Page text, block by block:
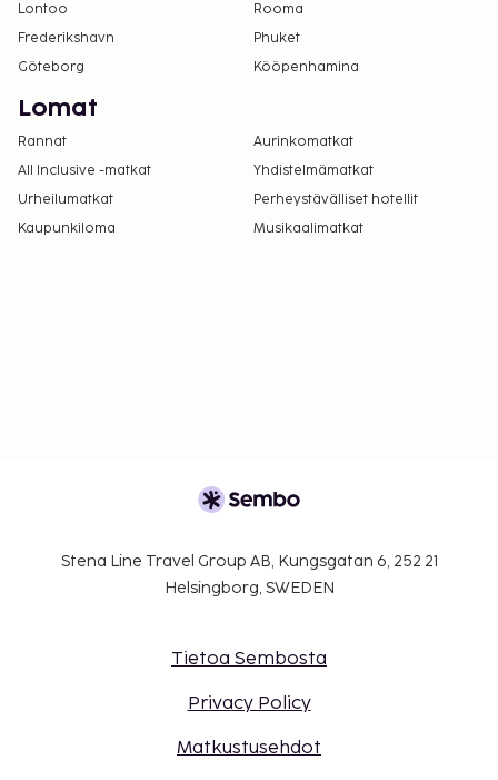
Lontoo
Rooma
Frederikshavn
Phuket
Göteborg
Kööpenhamina
Lomat
Rannat
Aurinkomatkat
All Inclusive -matkat
Yhdistelmämatkat
Urheilumatkat
Perheystävälliset hotellit
Kaupunkiloma
Musikaalimatkat
Stena Line Travel Group AB, Kungsgatan 6, 252 21
Helsingborg, SWEDEN
Tietoa Sembosta
Privacy Policy
Matkustusehdot